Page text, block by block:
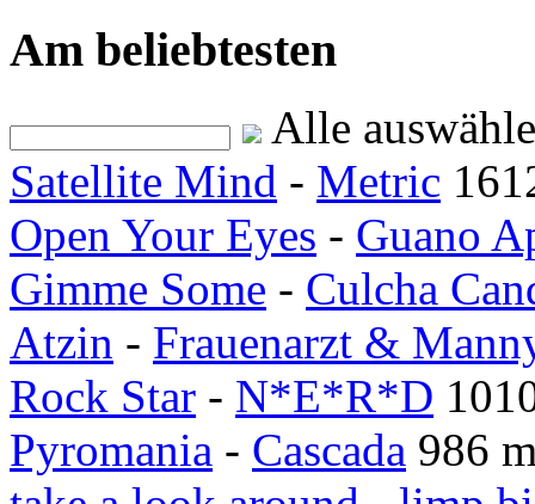
Am beliebtesten
Alle
Satellite Mind - Metric
Open Your Eyes - Guano
Gimme Some - Culcha
Atzin - Frauenarzt &
Rock Star - N*E*R*D
Pyromania - Cascada 986